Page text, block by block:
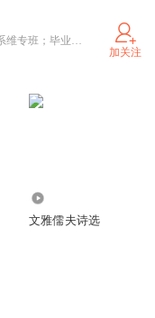
1976年毕业于新疆喀什师范学院中文系维专班；毕业后至1988年1月在喀什地区中级法院任维汉翻译；1988年1月至2002年8月在自治区高级法院任翻译、副译审、翻译处副处长；2002年8月至今在各高校任外聘汉语和普通话教师，普通话一级乙等。
加关注
文雅儒夫诗选